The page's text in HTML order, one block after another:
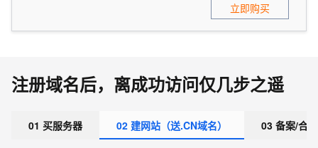
立即购买
注册域名后，离成功访问仅几步之遥
01 买服务器 02 建网站（送.CN域名） 03 备案/合规